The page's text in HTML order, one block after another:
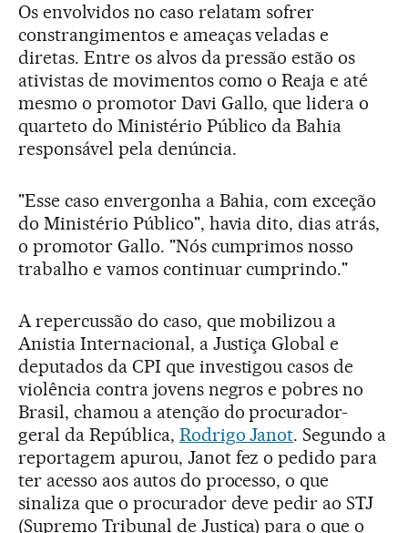
Os envolvidos no caso relatam sofrer
constrangimentos e ameaças veladas e
diretas. Entre os alvos da pressão estão os
ativistas de movimentos como o Reaja e até
mesmo o promotor Davi Gallo, que lidera o
quarteto do Ministério Público da Bahia
responsável pela denúncia.
"Esse caso envergonha a Bahia, com exceção
do Ministério Público", havia dito, dias atrás,
o promotor Gallo. "Nós cumprimos nosso
trabalho e vamos continuar cumprindo."
A repercussão do caso, que mobilizou a
Anistia Internacional, a Justiça Global e
deputados da CPI que investigou casos de
violência contra jovens negros e pobres no
Brasil, chamou a atenção do procurador-
geral da República, Rodrigo Janot. Segundo a
reportagem apurou, Janot fez o pedido para
ter acesso aos autos do processo, o que
sinaliza que o procurador deve pedir ao STJ
(Supremo Tribunal de Justiça) para o que o